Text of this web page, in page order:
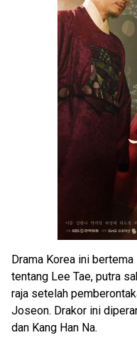
Drama Korea ini
tentang Lee Tae, putra
raja setelah
Joseon. Drakor ini
dan Kang Han Na.